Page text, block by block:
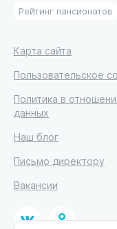
Рейтинг пансионатов
Карта сайта
Пользовательское
Политика в
данных
Наш блог
Письмо директору
Вакансии